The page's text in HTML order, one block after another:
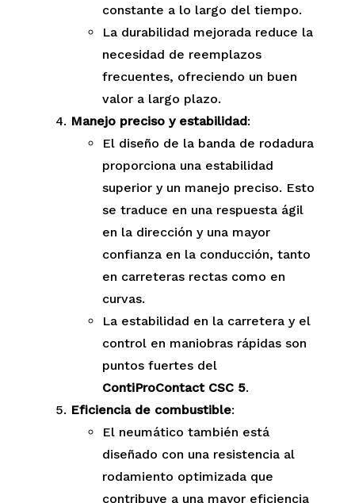
constante a lo largo del tiempo.
La durabilidad mejorada reduce la
necesidad de reemplazos
frecuentes, ofreciendo un buen
valor a largo plazo.
Manejo preciso y estabilidad:
El diseño de la banda de rodadura
proporciona una estabilidad
superior y un manejo preciso. Esto
se traduce en una respuesta ágil
en la dirección y una mayor
confianza en la conducción, tanto
en carreteras rectas como en
curvas.
La estabilidad en la carretera y el
control en maniobras rápidas son
puntos fuertes del
ContiProContact CSC 5.
Eficiencia de combustible:
El neumático también está
diseñado con una resistencia al
rodamiento optimizada que
contribuye a una mayor eficiencia